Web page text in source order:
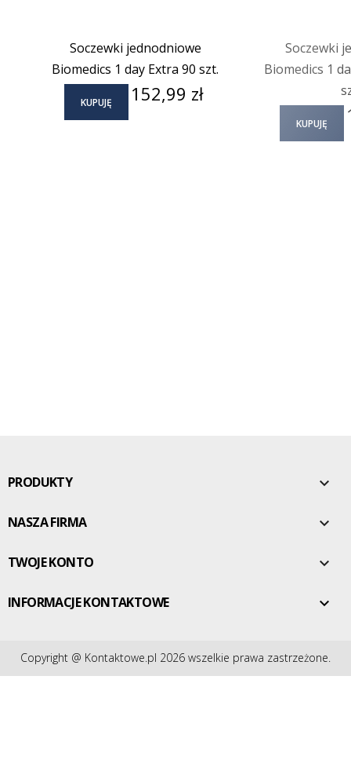
Soczewki jednodniowe
Biomedics 1 day Extra 90 szt.
KUPUJĘ Cena
152,99 zł
Soczewki
Biomedics 1
KUPUJĘ
PRODUKTY 
NASZA FIRMA 
TWOJE KONTO 
INFORMACJE KONTAKTOWE 
Copyright @ Kontaktowe.pl 2026 wszelkie prawa zastrzeżone.